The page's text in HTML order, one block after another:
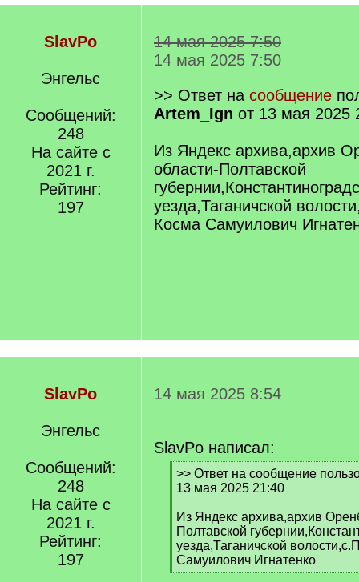
SlavPo
Энгельс
Сообщений:
248
На сайте с
2021 г.
Рейтинг:
197
14 мая 2025 7:50
14 мая 2025 7:50
>> Ответ на сообщение
Artem_Ign от 13 мая 2025
Из Яндекс архива,архив
области-Полтавской
уезда,Таганичской
Косма Самуилович
SlavPo
Энгельс
Сообщений:
248
На сайте с
2021 г.
Рейтинг:
197
14 мая 2025 8:54
SlavPo написал:
[
q
>> Ответ на сообщение
13 мая 2025 21:40
Из Яндекс архива,архив
Полтавской
уезда,Таганичской
Самуилович Игнатенко
[